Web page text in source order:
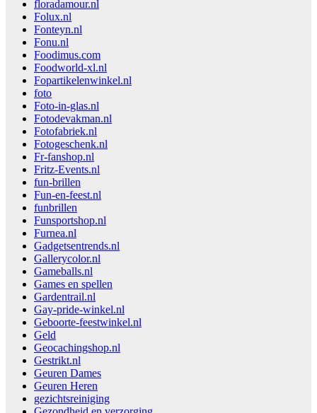
floradamour.nl
Folux.nl
Fonteyn.nl
Fonu.nl
Foodimus.com
Foodworld-xl.nl
Fopartikelenwinkel.nl
foto
Foto-in-glas.nl
Fotodevakman.nl
Fotofabriek.nl
Fotogeschenk.nl
Fr-fanshop.nl
Fritz-Events.nl
fun-brillen
Fun-en-feest.nl
funbrillen
Funsportshop.nl
Furnea.nl
Gadgetsentrends.nl
Gallerycolor.nl
Gameballs.nl
Games en spellen
Gardentrail.nl
Gay-pride-winkel.nl
Geboorte-feestwinkel.nl
Geld
Geocachingshop.nl
Gestrikt.nl
Geuren Dames
Geuren Heren
gezichtsreiniging